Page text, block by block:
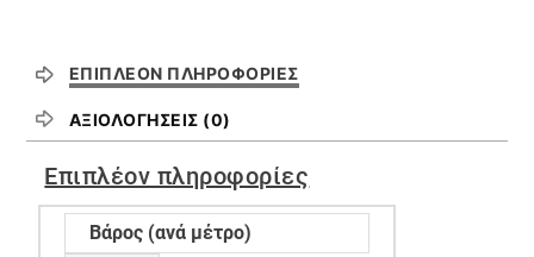
ΕΠΙΠΛΈΟΝ ΠΛΗΡΟΦΟΡΊΕΣ
ΑΞΙΟΛΟΓΉΣΕΙΣ (0)
Επιπλέον πληροφορίες
Βάρος (ανά μέτρο)